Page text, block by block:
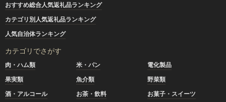
おすすめ総合人気返礼品ランキング
カテゴリ別人気返礼品ランキング
人気自治体ランキング
カテゴリでさがす
肉・ハム類 米・パン
電化製品
果実類
魚介類
野菜類
酒・アルコール
お茶・飲料
お菓子・スイーツ